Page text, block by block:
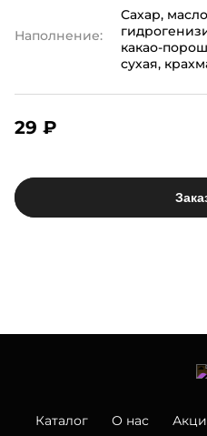
Наполнение:
Сахар,
какао-
сухая,
29 ₽
Каталог О нас